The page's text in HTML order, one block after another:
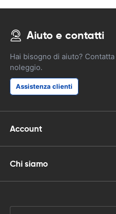
Aiuto e contatti
Hai bisogno di aiuto?
noleggio.
Assistenza clienti
Account
Chi siamo